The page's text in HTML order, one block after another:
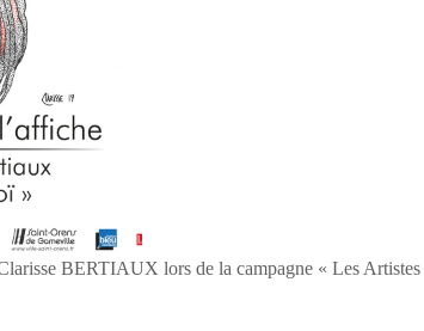
BERTIAUX lors de la campagne « Les Artistes